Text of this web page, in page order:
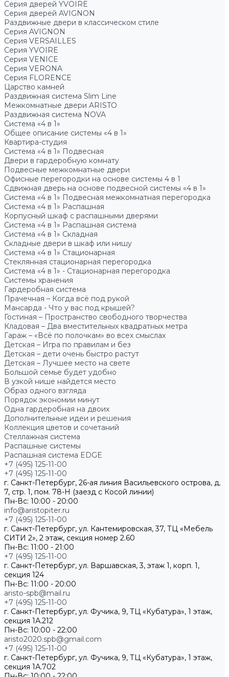
Серия дверей YVOIRE
Серия дверей AVIGNON
Раздвижные двери в классическом стиле
Серия AVIGNON
Серия VERSAILLES
Серия YVOIRE
Серия VENICE
Серия VERONA
Серия FLORENCE
Царство камней
Раздвижная система Slim Line
Межкомнатные двери ARISTO
Раздвижная система NOVA
Система «4 в 1»
Общее описание системы «4 в 1»
Квартира-студия
Система «4 в 1» Подвесная
Двери в гардеробную комнату
Подвесные межкомнатные двери
Офисные перегородки на основе системы 4 в 1
Сдвижная дверь на основе подвесной системы «4 в 1»
Система «4 в 1» Подвесная межкомнатная перегородка
Система «4 в 1» Распашная
Корпусный шкаф с распашными дверями
Система «4 в 1» Распашная система
Система «4 в 1» Складная
Складные двери в шкаф или нишу
Система «4 в 1» Стационарная
Стеклянная стационарная перегородка
Система «4 в 1» - Стационарная перегородка
Системы хранения
Гардеробная система
Прачечная – Когда всё под рукой
Мансарда - Что у вас под крышей?
Гостиная – Пространство свободного творчества
Кладовая – Два вместительных квадратных метра
Гараж – «Всё по полочкам» во всех смыслах
Детская – Игра по правилам и без
Детская – дети очень быстро растут
Детская – Лучшее место на свете
Большой семье будет удобно
В узкой нише найдется место
Образ одного взгляда
Порядок экономии минут
Одна гардеробная на двоих
Дополнительные идеи и решения
Коллекция цветов и сочетаний
Стеллажная система
Распашные системы
Распашная система EDGE
+7 (495) 125-11-00
+7 (495) 125-11-00
г. Санкт-Петербург, 26-ая линия Васильевского острова, д.
7, стр. 1, пом. 78-Н (заезд с Косой линии)
Пн-Вс: 10:00 - 20:00
info@aristopiter.ru
+7 (495) 125-11-00
г. Санкт-Петербург, ул. Кантемировская, 37, ТЦ «Мебель
СИТИ 2», 2 этаж, секция номер 2.60
Пн-Вс: 11:00 - 21:00
+7 (495) 125-11-00
г. Санкт-Петербург, ул. Варшавская, 3, этаж 1, корп. 1,
секция 124
Пн-Вс: 11:00 - 20:00
aristo-spb@mail.ru
+7 (495) 125-11-00
г. Санкт-Петербург, ул. Фучика, 9, ТЦ «Кубатура», 1 этаж,
секция 1А.212
Пн-Вс: 10:00 - 22:00
aristo2020.spb@gmail.com
+7 (495) 125-11-00
г. Санкт-Петербург, ул. Фучика, 9, ТЦ «Кубатура», 1 этаж,
секция 1А.702